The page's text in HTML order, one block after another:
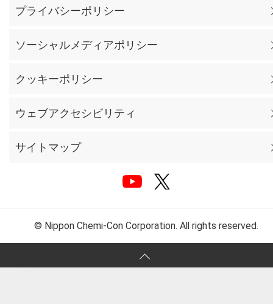
プライバシーポリシー
ソーシャルメディアポリシー
クッキーポリシー
ウェブアクセシビリティ
サイトマップ
© Nippon Chemi-Con Corporation. All rights reserved.